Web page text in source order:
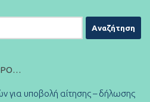
για υποβολή αίτησης – δήλωσης